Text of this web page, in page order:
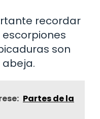
recordar
son
Partes de la